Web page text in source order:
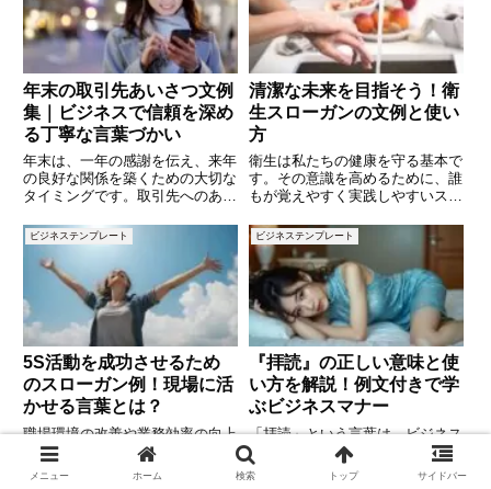
年末の取引先あいさつ文例
集｜ビジネスで信頼を深め
る丁寧な言葉づかい
年末は、一年の感謝を伝え、来年
の良好な関係を築くための大切な
タイミングです。取引先へのあい
あり、文面ひとつで印象が大きく
変わります。この記事では、「年
末の取引先へのあいさつ文例」を
シーン別に紹介し、メールや手紙
清潔な未来を目指そう！衛
生スローガンの文例と使い
方
衛生は私たちの健康を守る基本で
す。その意識を高めるために、誰
もが覚えやすく実践しやすいスロ
事では、衛生スローガンの役割や
作り方のコツ、実際に使える文例
をわかりやすく解説します。日常
や職場で衛生意識を高め、清潔な
ビジネステンプレート
5S活動を成功させるため
のスローガン例！現場に活
かせる言葉とは？
職場環境の改善や業務効率の向上
を目的とした「5S活動」。整
理・整頓・清掃・清潔・躾を徹底
ビジネステンプレート
『拝読』の正しい意味と使
い方を解説！例文付きで学
ぶビジネスマナー
「拝読」という言葉は、ビジネス
シーンやフォーマルな場面でよく
使われますが、その意味や正しい
メニュー ホーム 検索 トップ サイドバー